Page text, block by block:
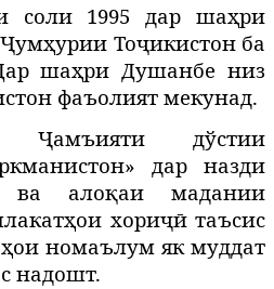
соли 1995 дар шаҳри
Тоҷикистон ба
шаҳри Душанбе низ
фаъолият мекунад.
Ҷамъияти дўстии
дар назди
ва алоқаи мадании
хориҷӣ таъсис
номаълум як муддат
надошт.